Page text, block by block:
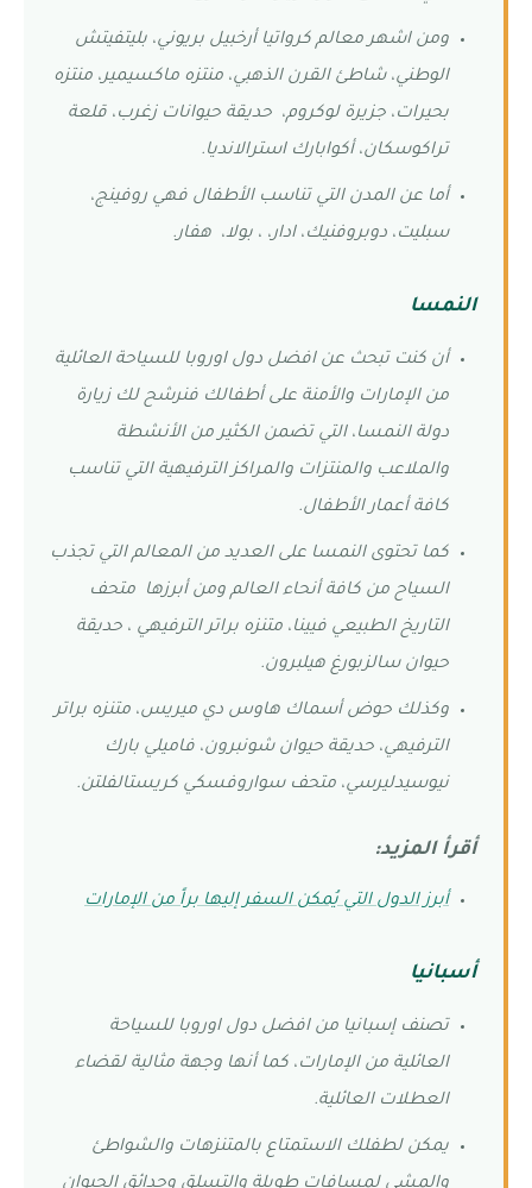
ومن اشهر معالم كرواتيا أرخبيل بريوني، بليتفيتش
الوطني، شاطئ القرن الذهبي، منتزه ماكسيمير، منتزه
بحيرات، جزيرة لوكروم، حديقة حيوانات زغرب، قلعة
تراكوسكان، أكوابارك استرالانديا.
أما عن المدن التي تناسب الأطفال فهي روفينج،
سبليت، دوبروفنيك، ادار، ، بولا، هفار.
النمسا
أن كنت تبحث عن افضل دول اوروبا للسياحة العائلية
من الإمارات والأمنة على أطفالك فنرشح لك زيارة
دولة النمسا، التي تضمن الكثير من الأنشطة
والملاعب والمنتزات والمراكز الترفيهية التي تناسب
كافة أعمار الأطفال.
كما تحتوى النمسا على العديد من المعالم التي تجذب
السياح من كافة أنحاء العالم ومن أبرزها متحف
التاريخ الطبيعي فيينا، متنزه براتر الترفيهي ، حديقة
حيوان سالزبورغ هيلبرون.
وكذلك حوض أسماك هاوس دي ميريس، متنزه براتر
الترفيهي، حديقة حيوان شونبرون، فاميلي بارك
نيوسيدليرسي، متحف سواروفسكي كريستالفلتن.
أقرأ المزيد:
أبرز الدول التي يُمكن السفر إليها براً من الإمارات
أسبانيا
تصنف إسبانيا من افضل دول اوروبا للسياحة
العائلية من الإمارات، كما أنها وجهة مثالية لقضاء
العطلات العائلية.
يمكن لطفلك الاستمتاع بالمتنزهات والشواطئ
والمشي لمسافات طويلة والتسلق وحدائق الحيوان